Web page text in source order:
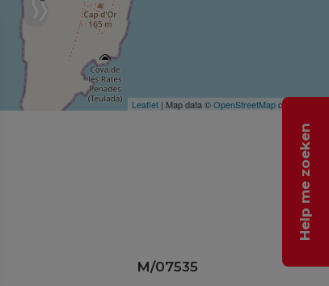
Leaflet | Map data ©OpenStreetMapcontributors
M/07535
Help me zoeken